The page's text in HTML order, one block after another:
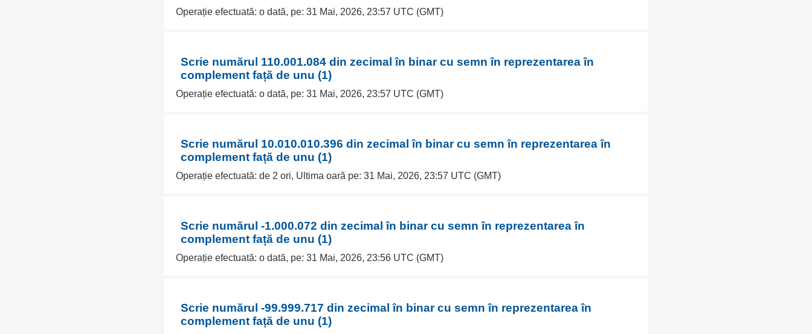
Operație efectuată: o dată, pe: 31 Mai, 2026, 23:57 UTC (GMT)
Scrie numărul 110.001.084 din zecimal în binar cu semn în reprezentarea în
complement față de unu (1)
Operație efectuată: o dată, pe: 31 Mai, 2026, 23:57 UTC (GMT)
Scrie numărul 10.010.010.396 din zecimal în binar cu semn în reprezentarea în
complement față de unu (1)
Operație efectuată: de 2 ori, Ultima oară pe: 31 Mai, 2026, 23:57 UTC (GMT)
Scrie numărul -1.000.072 din zecimal în binar cu semn în reprezentarea în
complement față de unu (1)
Operație efectuată: o dată, pe: 31 Mai, 2026, 23:56 UTC (GMT)
Scrie numărul -99.999.717 din zecimal în binar cu semn în reprezentarea în
complement față de unu (1)